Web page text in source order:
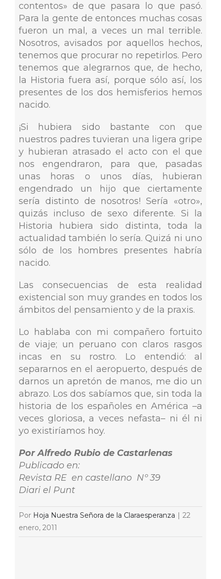
contentos» de que pasara lo que pasó.
Para la gente de entonces muchas cosas
fueron un mal, a veces un mal terrible.
Nosotros, avisados por aquellos hechos,
tenemos que procurar no repetirlos. Pero
tenemos que alegrarnos que, de hecho,
la Historia fuera así, porque sólo así, los
presentes de los dos hemisferios hemos
nacido.
¡Si hubiera sido bastante con que
nuestros padres tuvieran una ligera gripe
y hubieran atrasado el acto con el que
nos engendraron, para que, pasadas
unas horas o unos días, hubieran
engendrado un hijo que ciertamente
sería distinto de nosotros! Sería «otro»,
quizás incluso de sexo diferente. Si la
Historia hubiera sido distinta, toda la
actualidad también lo sería. Quizá ni uno
sólo de los hombres presentes habría
nacido.
Las consecuencias de esta realidad
existencial son muy grandes en todos los
ámbitos del pensamiento y de la praxis.
Lo hablaba con mi compañero fortuito
de viaje; un peruano con claros rasgos
incas en su rostro. Lo entendió: al
separarnos en el aeropuerto, después de
darnos un apretón de manos, me dio un
abrazo. Los dos sabíamos que, sin toda la
historia de los españoles en América –a
veces gloriosa, a veces nefasta– ni él ni
yo existiríamos hoy.
Por Alfredo Rubio de Castarlenas
Publicado en:
Revista RE en castellano Nº 39
Diari el Punt
Por Hoja Nuestra Señora de la Claraesperanza
22
enero, 2011